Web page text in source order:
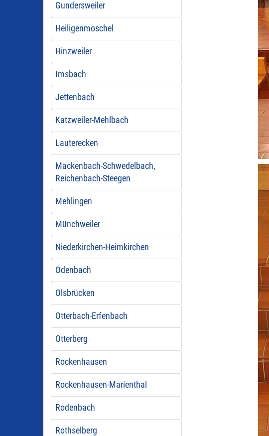
Gundersweiler
Heiligenmoschel
Hinzweiler
Imsbach
Jettenbach
Katzweiler-Mehlbach
Lauterecken
Mackenbach-Schwedelbach,
Reichenbach-Steegen
Mehlingen
Münchweiler
Niederkirchen-Heimkirchen
Odenbach
Olsbrücken
Otterbach-Erfenbach
Otterberg
Rockenhausen
Rockenhausen-Marienthal
Rodenbach
Rothselberg